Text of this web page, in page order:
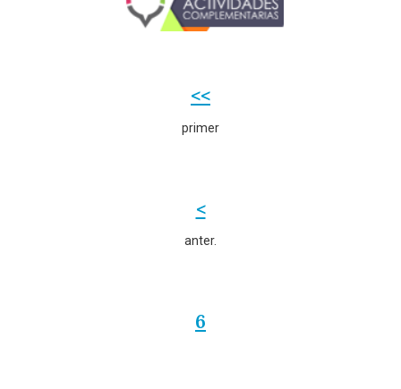
<<
primer
<
anter.
6